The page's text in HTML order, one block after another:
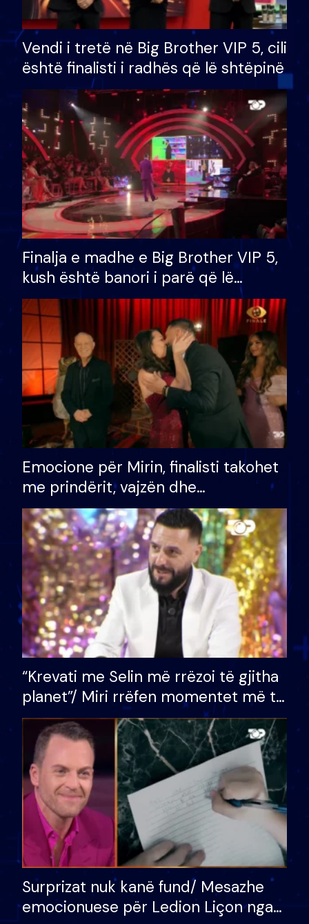
Vendi i tretë në Big Brother VIP 5, cili
është finalisti i radhës që lë shtëpinë
Finalja e madhe e Big Brother VIP 5,
kush është banori i parë që lë
shtëpinë dhe humb mundësinë për
të fituar çmimin e madh
Emocione për Mirin, finalisti takohet
me prindërit, vajzën dhe
bashkëshorten: S’kemi ndonjë letër
divorci apo jo?
“Krevati me Selin më rrëzoi të gjitha
planet”/ Miri rrëfen momentet më të
bukura në shtëpinë e BB VIP: Do më
mungojë zilja e mëngjesit kur…
Surprizat nuk kanë fund/ Mesazhe
emocionuese për Ledion Liçon nga